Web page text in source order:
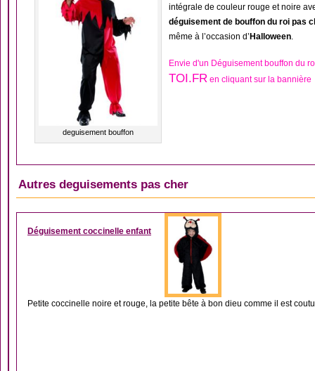
deguisement bouffon
intégrale de couleur rouge et noire
déguisement de bouffon du roi pas
même à l’occasion d’ Halloween.
Envie d'un Déguisement bouffon du
TOI.FR en cliquant sur la bannière
Autres deguisements pas cher
DÉGUISEMENT
Déguisement coccinelle enfant
Petite coccinelle noire et rouge, la petite bête à bon dieu comme il est